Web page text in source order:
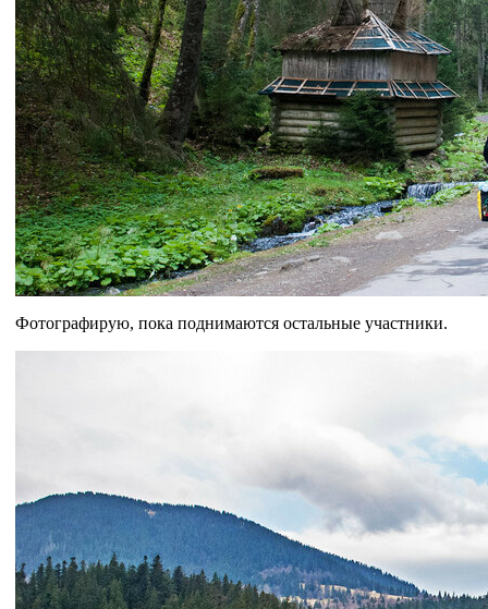
Фотографирую, пока поднимаются остальные участники.